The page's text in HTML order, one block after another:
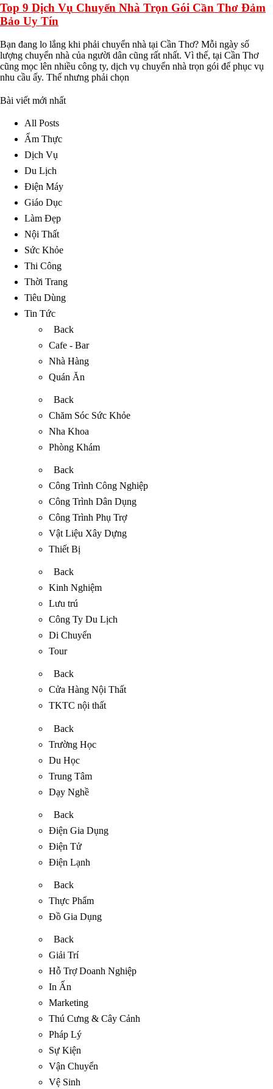
Top 9 Dịch Vụ Chuyển Nhà Trọn Gói Cần Thơ Đảm
Bảo Uy Tín
Bạn đang lo lắng khi phải chuyển nhà tại Cần Thơ? Mỗi ngày số
lượng chuyển nhà của người dân cũng rất nhất. Vì thế, tại Cần Thơ
cũng mọc lên nhiều công ty, dịch vụ chuyển nhà trọn gói để phục vụ
nhu cầu ấy. Thế nhưng phải chọn
Bài viết mới nhất
All Posts
Ẩm Thực
Dịch Vụ
Du Lịch
Điện Máy
Giáo Dục
Làm Đẹp
Nội Thất
Sức Khỏe
Thi Công
Thời Trang
Tiêu Dùng
Tin Tức
Back
Cafe - Bar
Nhà Hàng
Quán Ăn
Back
Chăm Sóc Sức Khỏe
Nha Khoa
Phòng Khám
Back
Công Trình Công Nghiệp
Công Trình Dân Dụng
Công Trình Phụ Trợ
Vật Liệu Xây Dựng
Thiết Bị
Back
Kinh Nghiệm
Lưu trú
Công Ty Du Lịch
Di Chuyển
Tour
Back
Cửa Hàng Nội Thất
TKTC nội thất
Back
Trường Học
Du Học
Trung Tâm
Dạy Nghề
Back
Điện Gia Dụng
Điện Tử
Điện Lạnh
Back
Thực Phẩm
Đồ Gia Dụng
Back
Giải Trí
Hỗ Trợ Doanh Nghiệp
In Ấn
Marketing
Thú Cưng & Cây Cảnh
Pháp Lý
Sự Kiện
Vận Chuyển
Vệ Sinh